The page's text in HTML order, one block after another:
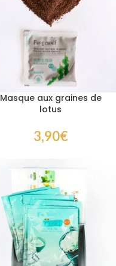
Masque aux graines de
lotus
3,90€